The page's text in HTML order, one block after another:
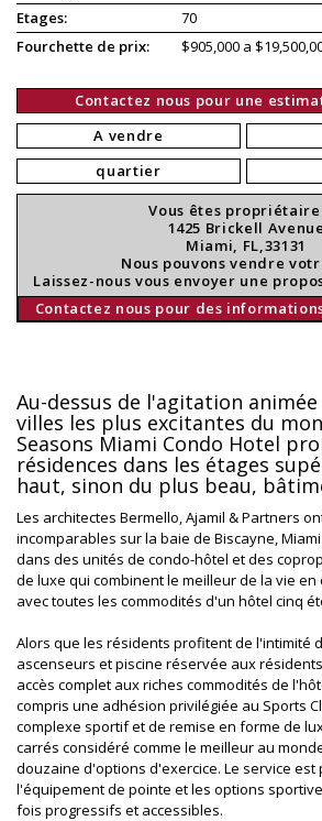
Etages:
70
Fourchette de prix:
$905,000 a
Contactez nous pour une
A vendre
quartier
Vous êtes propriétaire
1425 Brickell Avenue
Miami, FL,33131
Nous pouvons vendre
Laissez-nous vous envoyer une
Contactez nous pour des
Au-dessus de l'agitation
villes les plus excitantes du
Seasons Miami Condo Hotel
résidences dans les étages
haut, sinon du plus beau,
Les architectes Bermello, Ajamil & Partners
incomparables sur la baie de Biscayne,
dans des unités de condo-hôtel et des
de luxe qui combinent le meilleur de la vie
avec toutes les commodités d'un hôtel cinq
Alors que les résidents profitent de l'intimité
ascenseurs et piscine réservée aux
accès complet aux riches commodités de
compris une adhésion privilégiée au Sports
complexe sportif et de remise en forme de
carrés considéré comme le meilleur au
douzaine d'options d'exercice. Le service
l'équipement de pointe et les options
fois progressifs et accessibles.